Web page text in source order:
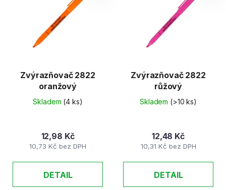
Zvýrazňovač 2822
oranžový
Skladem (4 ks)
10,73 Kč bez DPH
12,98 Kč
DETAIL
Zvýrazňovač 2822
růžový
Skladem (>10 ks)
10,31 Kč bez DPH
12,48 Kč
DETAIL